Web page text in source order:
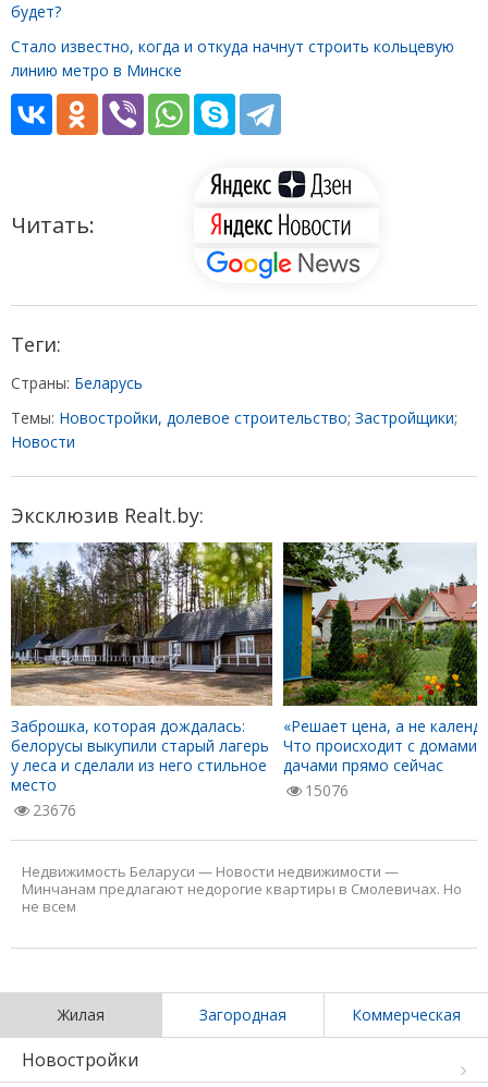
будет?
Стало известно, когда и откуда начнут строить кольцевую
линию метро в Минске
Читать:
Теги:
Страны: Беларусь
Темы: Новостройки, долевое строительство; Застройщики;
Новости
Эксклюзив Realt.by:
Заброшка, которая дождалась:
белорусы выкупили старый лагерь
у леса и сделали из него стильное
место
23676
«Решает цена, а не
Что происходит с домами
дачами прямо сейчас
15076
Недвижимость Беларуси — Новости недвижимости —
Минчанам предлагают недорогие квартиры в Смолевичах. Но
не всем
Жилая Загородная Коммерческая
Новостройки